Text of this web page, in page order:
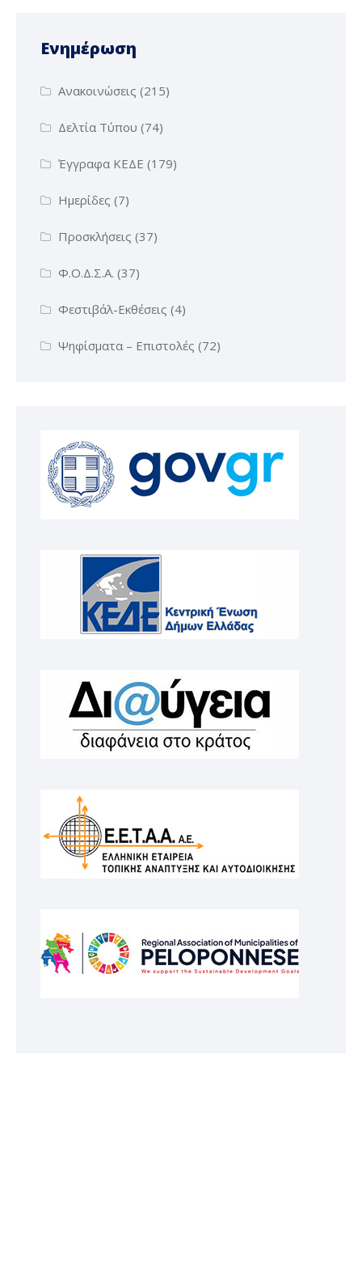
Ενημέρωση
Ανακοινώσεις (215)
Δελτία Τύπου (74)
Έγγραφα ΚΕΔΕ (179)
Ημερίδες (7)
Προσκλήσεις (37)
Φ.Ο.Δ.Σ.Α. (37)
Φεστιβάλ-Εκθέσεις (4)
Ψηφίσματα – Επιστολές (72)